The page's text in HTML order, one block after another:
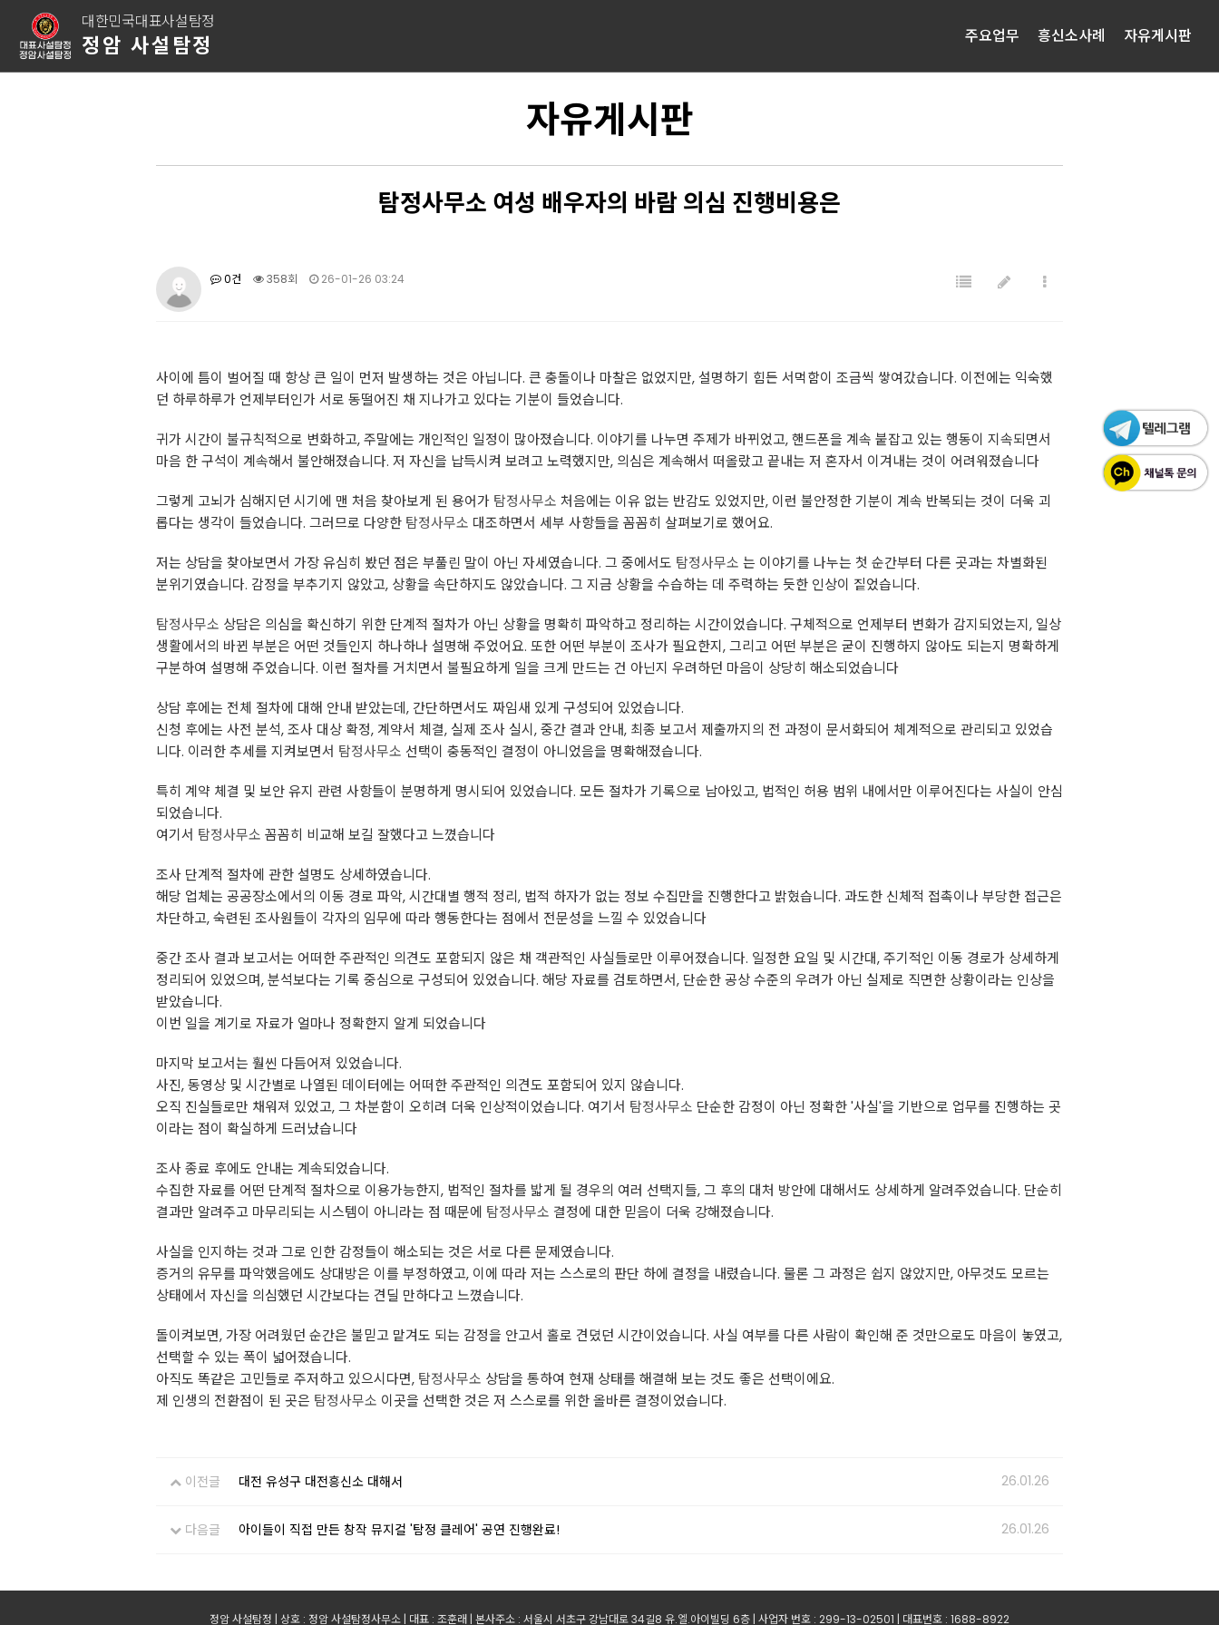
대한민국대표사설탐정
정암 사설탐정 주요업무 흥신소사례 자유게시판
자유게시판
탐정사무소 여성 배우자의 바람 의심 진행비용은
0건 358회 26-01-26 03:24
사이에 틈이 벌어질 때 항상 큰 일이 먼저 발생하는 것은 아닙니다. 큰 충돌이나 마찰은 없었지만, 설명하기 힘든 서먹함이 조금씩 쌓여갔습니다. 이전에는 익숙했
던 하루하루가 언제부터인가 서로 동떨어진 채 지나가고 있다는 기분이 들었습니다.
귀가 시간이 불규칙적으로 변화하고, 주말에는 개인적인 일정이 많아졌습니다. 이야기를 나누면 주제가 바뀌었고, 핸드폰을 계속 붙잡고 있는 행동이 지속되면서
마음 한 구석이 계속해서 불안해졌습니다. 저 자신을 납득시켜 보려고 노력했지만, 의심은 계속해서 떠올랐고 끝내는 저 혼자서 이겨내는 것이 어려워졌습니다
그렇게 고뇌가 심해지던 시기에 맨 처음 찾아보게 된 용어가 탐정사무소 처음에는 이유 없는 반감도 있었지만, 이런 불안정한 기분이 계속 반복되는 것이 더욱 괴
롭다는 생각이 들었습니다. 그러므로 다양한 탐정사무소 대조하면서 세부 사항들을 꼼꼼히 살펴보기로 했어요.
저는 상담을 찾아보면서 가장 유심히 봤던 점은 부풀린 말이 아닌 자세였습니다. 그 중에서도 탐정사무소 는 이야기를 나누는 첫 순간부터 다른 곳과는 차별화된
분위기였습니다. 감정을 부추기지 않았고, 상황을 속단하지도 않았습니다. 그 지금 상황을 수습하는 데 주력하는 듯한 인상이 짙었습니다.
탐정사무소 상담은 의심을 확신하기 위한 단계적 절차가 아닌 상황을 명확히 파악하고 정리하는 시간이었습니다. 구체적으로 언제부터 변화가 감지되었는지, 일상
생활에서의 바뀐 부분은 어떤 것들인지 하나하나 설명해 주었어요. 또한 어떤 부분이 조사가 필요한지, 그리고 어떤 부분은 굳이 진행하지 않아도 되는지 명확하게
구분하여 설명해 주었습니다. 이런 절차를 거치면서 불필요하게 일을 크게 만드는 건 아닌지 우려하던 마음이 상당히 해소되었습니다
상담 후에는 전체 절차에 대해 안내 받았는데, 간단하면서도 짜임새 있게 구성되어 있었습니다.
신청 후에는 사전 분석, 조사 대상 확정, 계약서 체결, 실제 조사 실시, 중간 결과 안내, 최종 보고서 제출까지의 전 과정이 문서화되어 체계적으로 관리되고 있었습
니다. 이러한 추세를 지켜보면서 탐정사무소 선택이 충동적인 결정이 아니었음을 명확해졌습니다.
특히 계약 체결 및 보안 유지 관련 사항들이 분명하게 명시되어 있었습니다. 모든 절차가 기록으로 남아있고, 법적인 허용 범위 내에서만 이루어진다는 사실이 안심
되었습니다.
여기서 탐정사무소 꼼꼼히 비교해 보길 잘했다고 느꼈습니다
조사 단계적 절차에 관한 설명도 상세하였습니다.
해당 업체는 공공장소에서의 이동 경로 파악, 시간대별 행적 정리, 법적 하자가 없는 정보 수집만을 진행한다고 밝혔습니다. 과도한 신체적 접촉이나 부당한 접근은
차단하고, 숙련된 조사원들이 각자의 임무에 따라 행동한다는 점에서 전문성을 느낄 수 있었습니다
중간 조사 결과 보고서는 어떠한 주관적인 의견도 포함되지 않은 채 객관적인 사실들로만 이루어졌습니다. 일정한 요일 및 시간대, 주기적인 이동 경로가 상세하게
정리되어 있었으며, 분석보다는 기록 중심으로 구성되어 있었습니다. 해당 자료를 검토하면서, 단순한 공상 수준의 우려가 아닌 실제로 직면한 상황이라는 인상을
받았습니다.
이번 일을 계기로 자료가 얼마나 정확한지 알게 되었습니다
마지막 보고서는 훨씬 다듬어져 있었습니다.
사진, 동영상 및 시간별로 나열된 데이터에는 어떠한 주관적인 의견도 포함되어 있지 않습니다.
오직 진실들로만 채워져 있었고, 그 차분함이 오히려 더욱 인상적이었습니다. 여기서 탐정사무소 단순한 감정이 아닌 정확한 '사실'을 기반으로 업무를 진행하는 곳
이라는 점이 확실하게 드러났습니다
조사 종료 후에도 안내는 계속되었습니다.
수집한 자료를 어떤 단계적 절차으로 이용가능한지, 법적인 절차를 밟게 될 경우의 여러 선택지들, 그 후의 대처 방안에 대해서도 상세하게 알려주었습니다. 단순히
결과만 알려주고 마무리되는 시스템이 아니라는 점 때문에 탐정사무소 결정에 대한 믿음이 더욱 강해졌습니다.
사실을 인지하는 것과 그로 인한 감정들이 해소되는 것은 서로 다른 문제였습니다.
증거의 유무를 파악했음에도 상대방은 이를 부정하였고, 이에 따라 저는 스스로의 판단 하에 결정을 내렸습니다. 물론 그 과정은 쉽지 않았지만, 아무것도 모르는
상태에서 자신을 의심했던 시간보다는 견딜 만하다고 느꼈습니다.
돌이켜보면, 가장 어려웠던 순간은 불믿고 맡겨도 되는 감정을 안고서 홀로 견뎠던 시간이었습니다. 사실 여부를 다른 사람이 확인해 준 것만으로도 마음이 놓였고,
선택할 수 있는 폭이 넓어졌습니다.
아직도 똑같은 고민들로 주저하고 있으시다면, 탐정사무소 상담을 통하여 현재 상태를 해결해 보는 것도 좋은 선택이에요.
제 인생의 전환점이 된 곳은 탐정사무소 이곳을 선택한 것은 저 스스로를 위한 올바른 결정이었습니다.
이전글 대전 유성구 대전흥신소 대해서 26.01.26
다음글 아이들이 직접 만든 창작 뮤지컬 '탐정 클레어' 공연 진행완료! 26.01.26
정암 사설탐정 | 상호 : 정암 사설탐정사무소 | 대표 : 조훈래 | 본사주소 : 서울시 서초구 강남대로 34길8 유.엘.아이빌딩 6층 | 사업자 번호 : 299-13-02501 | 대표번호 : 1688-8922